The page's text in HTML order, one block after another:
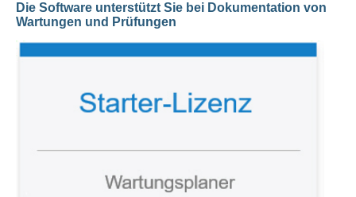
Die Software unterstützt Sie bei Dokumentation von
Wartungen und Prüfungen